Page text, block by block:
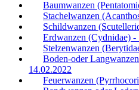
Baumwanzen
Stachelwanzen
Schildwanzen
Erdwanzen (Cydnidae) -
Stelzenwanzen
Boden-oder
14.02.2022
Feuerwanzen